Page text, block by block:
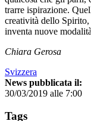
trarre ispirazione.
creatività dello Spirito,
inventa nuove
Chiara Gerosa
Svizzera
News pubblicata il:
30/03/2019 alle 7:00
Tags